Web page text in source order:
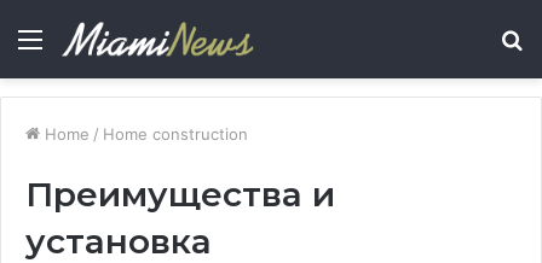
Menu
Home / Home construction
Преимущества и
установка